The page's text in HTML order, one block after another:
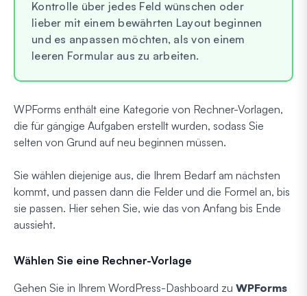
Kontrolle über jedes Feld wünschen oder
lieber mit einem bewährten Layout beginnen
und es anpassen möchten, als von einem
leeren Formular aus zu arbeiten.
WPForms enthält eine Kategorie von Rechner-Vorlagen,
die für gängige Aufgaben erstellt wurden, sodass Sie
selten von Grund auf neu beginnen müssen.
Sie wählen diejenige aus, die Ihrem Bedarf am nächsten
kommt, und passen dann die Felder und die Formel an, bis
sie passen. Hier sehen Sie, wie das von Anfang bis Ende
aussieht.
Wählen Sie eine Rechner-Vorlage
Gehen Sie in Ihrem WordPress-Dashboard zu WPForms